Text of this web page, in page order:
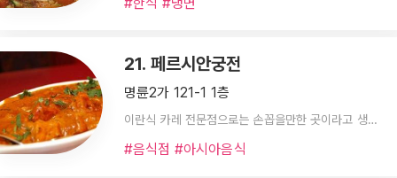
21. 페르시안궁전
명륜2가 121-1 1층
이란식 카레 전문점으로는 손꼽을만한 곳이라고 생각해요
#음식점 #아시아음식